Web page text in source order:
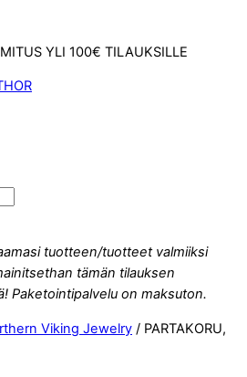
YLI 100€ TILAUKSILLE
tuotteen/tuotteet valmiiksi
tämän tilauksen
Paketointipalvelu on maksuton.
Viking Jewelry / PARTAKORU,